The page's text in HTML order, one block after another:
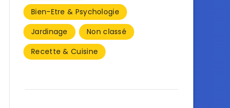
Bien-Etre & Psychologie
Jardinage
Non classé
Recette & Cuisine